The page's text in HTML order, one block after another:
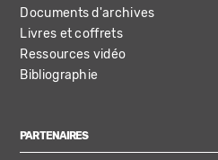
Documents d'archives
Livres et coffrets
Ressources vidéo
Bibliographie
PARTENAIRES